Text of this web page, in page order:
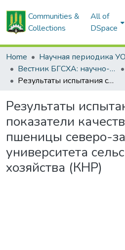
Communities &
Collections
All of
DSpace
Home
Вестник БГСХА: научно-методический журнал Белорусской государственной сельскохозяйственной академии
Результаты испытания семян и показатели качества зерна пшеницы северо-западного университета сельского и лесного хозяйства (КНР)
Результаты
показатели
пшеницы северо-
университета
хозяйства (КНР)